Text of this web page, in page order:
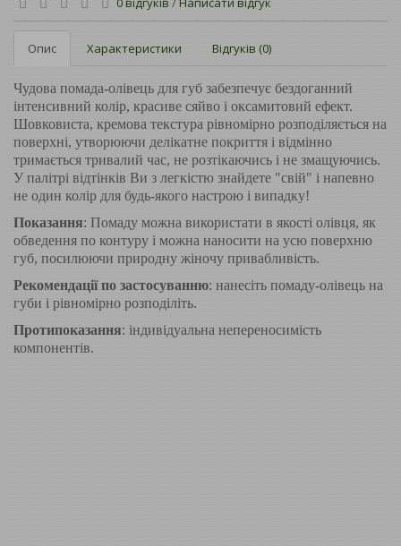
Опис Характеристики Відгуків (0)
Чудова помада-олівець для губ забезпечує бездоганний
інтенсивний колір, красиве сяйво і оксамитовий ефект.
Шовковиста, кремова текстура рівномірно розподіляється на
поверхні, утворюючи делікатне покриття і відмінно
тримається тривалий час, не розтікаючись і не змащуючись.
У палітрі відтінків Ви з легкістю знайдете "свій" і напевно
не один колір для будь-якого настрою і випадку!
Показання: Помаду можна використати в якості олівця, як
обведення по контуру і можна наносити на усю поверхню
губ, посилюючи природну жіночу привабливість.
Рекомендації по застосуванню: нанесіть помаду-олівець на
губи і рівномірно розподіліть.
Протипоказання: індивідуальна непереносимість
компонентів.